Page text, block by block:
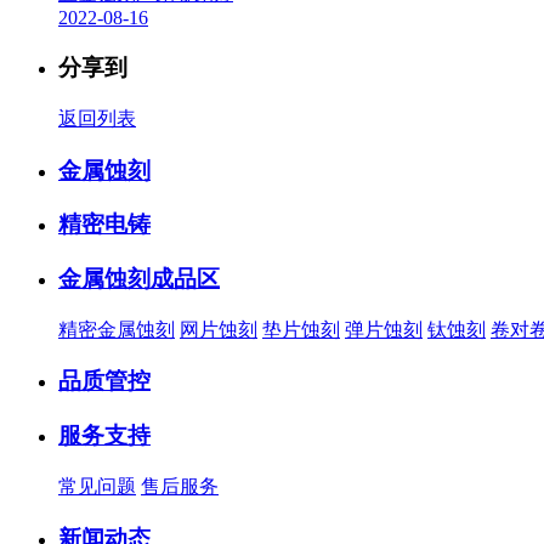
2022-08-16
分享到
返回列表
金属蚀刻
精密电铸
金属蚀刻成品区
精密金属蚀刻 网片蚀刻 垫片蚀刻 弹片蚀刻 钛蚀刻 卷对
品质管控
服务支持
常见问题 售后服务
新闻动态